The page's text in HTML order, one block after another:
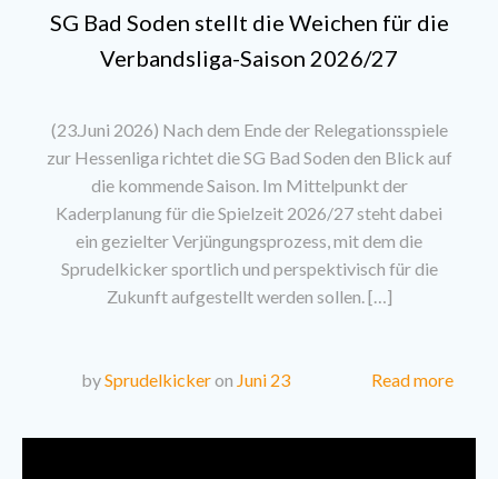
SG Bad Soden stellt die Weichen für die
Verbandsliga-Saison 2026/27
(23.Juni 2026) Nach dem Ende der Relegationsspiele
zur Hessenliga richtet die SG Bad Soden den Blick auf
die kommende Saison. Im Mittelpunkt der
Kaderplanung für die Spielzeit 2026/27 steht dabei
ein gezielter Verjüngungsprozess, mit dem die
Sprudelkicker sportlich und perspektivisch für die
Zukunft aufgestellt werden sollen. […]
bySprudelkickeron Juni 23 Read more